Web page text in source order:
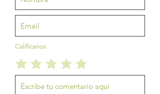
Califícanos